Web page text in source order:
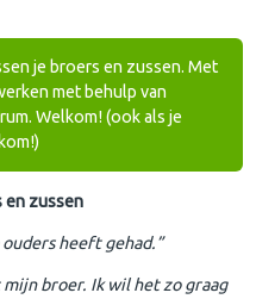
je broers en zussen. Met
met behulp van
Welkom! (ook als je
en zussen
heeft gehad.”
broer. Ik wil het zo graag